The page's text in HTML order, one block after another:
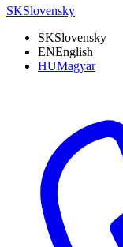
SKSlovensky
SKSlovensky
ENEnglish
HUMagyar